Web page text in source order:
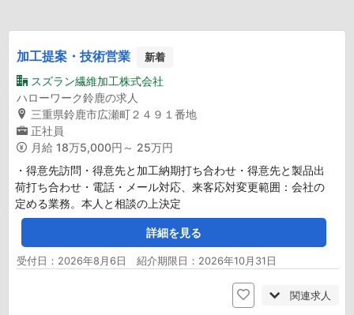
加工提案・技術営業 新着
スズラン繊維加工株式会社
ハローワーク鈴鹿の求人
三重県鈴鹿市広瀬町２４９１番地
正社員
月給 18万5,000円～ 25万円
・得意先訪問・得意先と加工納期打ち合わせ・得意先と製品出
荷打ち合わせ・電話・メール対応、来客応対変更範囲：会社の
定める業務。本人と相談の上決定
詳細を見る
受付日：2026年8月6日 紹介期限日：2026年10月31日
関連求人